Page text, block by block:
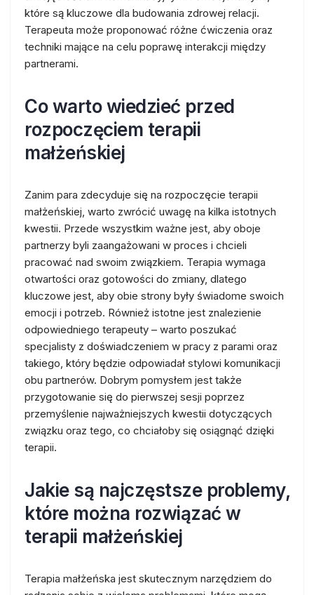
które są kluczowe dla budowania zdrowej relacji.
Terapeuta może proponować różne ćwiczenia oraz
techniki mające na celu poprawę interakcji między
partnerami.
Co warto wiedzieć przed
rozpoczęciem terapii
małżeńskiej
Zanim para zdecyduje się na rozpoczęcie terapii
małżeńskiej, warto zwrócić uwagę na kilka istotnych
kwestii. Przede wszystkim ważne jest, aby oboje
partnerzy byli zaangażowani w proces i chcieli
pracować nad swoim związkiem. Terapia wymaga
otwartości oraz gotowości do zmiany, dlatego
kluczowe jest, aby obie strony były świadome swoich
emocji i potrzeb. Również istotne jest znalezienie
odpowiedniego terapeuty – warto poszukać
specjalisty z doświadczeniem w pracy z parami oraz
takiego, który będzie odpowiadał stylowi komunikacji
obu partnerów. Dobrym pomysłem jest także
przygotowanie się do pierwszej sesji poprzez
przemyślenie najważniejszych kwestii dotyczących
związku oraz tego, co chciałoby się osiągnąć dzięki
terapii.
Jakie są najczęstsze problemy,
które można rozwiązać w
terapii małżeńskiej
Terapia małżeńska jest skutecznym narzędziem do